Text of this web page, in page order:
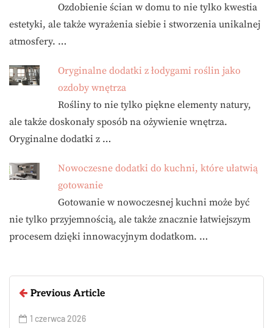
Ozdobienie ścian w domu to nie tylko kwestia
estetyki, ale także wyrażenia siebie i stworzenia unikalnej
atmosfery. …
Oryginalne dodatki z łodygami roślin jako
ozdoby wnętrza
Rośliny to nie tylko piękne elementy natury,
ale także doskonały sposób na ożywienie wnętrza.
Oryginalne dodatki z …
Nowoczesne dodatki do kuchni, które ułatwią
gotowanie
Gotowanie w nowoczesnej kuchni może być
nie tylko przyjemnością, ale także znacznie łatwiejszym
procesem dzięki innowacyjnym dodatkom. …
Previous Article
1 czerwca 2026